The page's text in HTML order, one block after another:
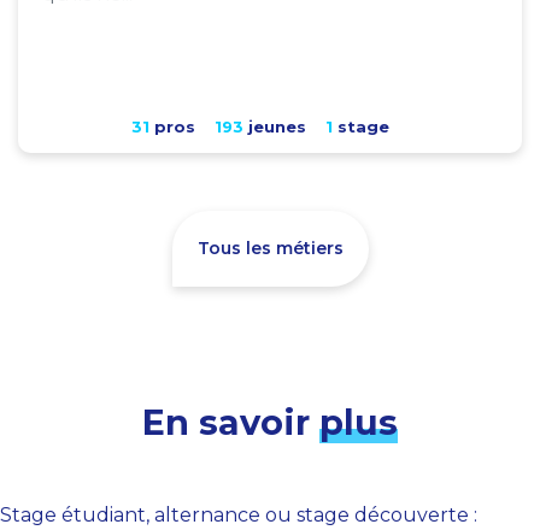
31 pros 193 jeunes 1 stage
Tous les métiers
En savoir plus
Stage étudiant, alternance ou stage découverte :